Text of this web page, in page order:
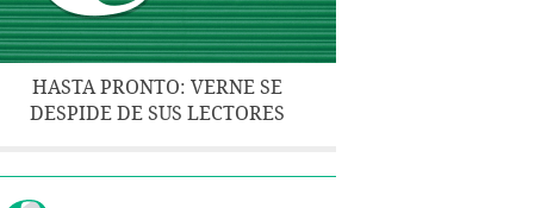
HASTA PRONTO: VERNE SE
DESPIDE DE SUS LECTORES